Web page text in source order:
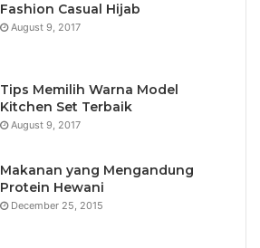
Fashion Casual Hijab
August 9, 2017
Tips Memilih Warna Model
Kitchen Set Terbaik
August 9, 2017
Makanan yang Mengandung
Protein Hewani
December 25, 2015